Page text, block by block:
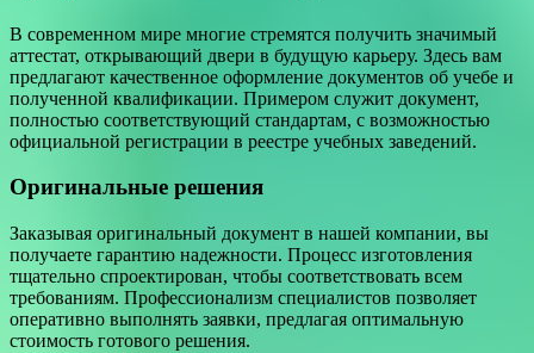
В современном мире многие стремятся получить значимый
аттестат, открывающий двери в будущую карьеру. Здесь вам
предлагают качественное оформление документов об учебе и
полученной квалификации. Примером служит документ,
полностью соответствующий стандартам, с возможностью
официальной регистрации в реестре учебных заведений.
Оригинальные решения
Заказывая оригинальный документ в нашей компании, вы
получаете гарантию надежности. Процесс изготовления
тщательно спроектирован, чтобы соответствовать всем
требованиям. Профессионализм специалистов позволяет
оперативно выполнять заявки, предлагая оптимальную
стоимость готового решения.